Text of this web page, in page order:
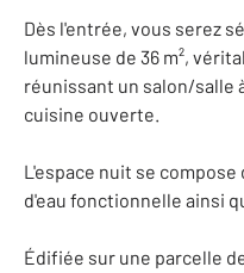
Dès l'entrée, vous serez
lumineuse de 36 m²,
réunissant un salon/salle
cuisine ouverte.
L'espace nuit se
d'eau fonctionnelle ainsi
Édifiée sur une parcelle